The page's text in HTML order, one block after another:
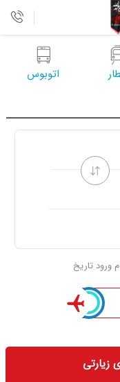
اتوبوس
تاریخ
زیارتی